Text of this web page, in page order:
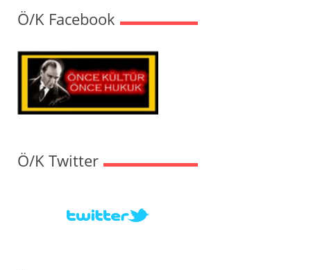
Ö/K Facebook
Ö/K Twitter